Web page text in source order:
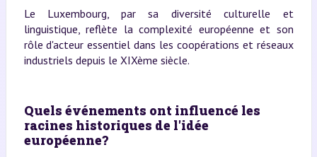
Le Luxembourg, par sa diversité culturelle et
linguistique, reflète la complexité européenne et son
rôle d'acteur essentiel dans les coopérations et réseaux
industriels depuis le XIXème siècle.
Quels événements ont influencé les
racines historiques de l'idée
européenne?